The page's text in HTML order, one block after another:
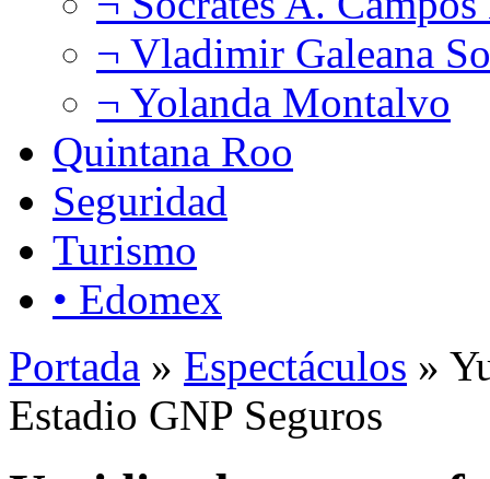
¬ Vladimir Galeana
¬ Yolanda Montalvo
Quintana Roo
Seguridad
Turismo
• Edomex
Portada » Espectáculos »
Estadio GNP Seguros